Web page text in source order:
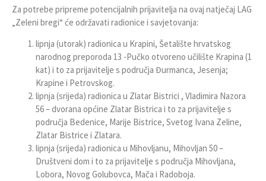
Za potrebe pripreme potencijalnih prijavitelja na ovaj natječaj LAG
„Zeleni bregi“ će održavati radionice i savjetovanja:
lipnja (utorak) radionica u Krapini, Šetalište hrvatskog
narodnog preporoda 13 -Pučko otvoreno učilište Krapina (1
kat) i to za prijavitelje s područja Đurmanca, Jesenja;
Krapine i Petrovskog.
lipnja (srijeda) radionica u Zlatar Bistrici , Vladimira Nazora
56 – dvorana općine Zlatar Bistrica i to za prijavitelje s
područja Bedenice, Marije Bistrice, Svetog Ivana Zeline,
Zlatar Bistrice i Zlatara.
lipnja (srijeda) radionica u Mihovljanu, Mihovljan 50 –
Društveni dom i to za prijavitelje s područja Mihovljana,
Lobora, Novog Golubovca, Mača i Radoboja.